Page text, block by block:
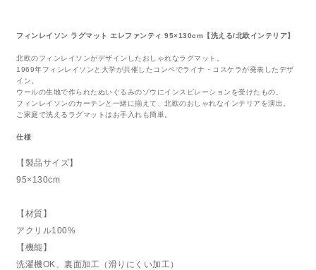
フィンレイソン ラグマット エレファンティ 95×130cm【洗える/北欧インテリア】
北欧のフィンレイソンがデザインしたおしゃれなラグマット。
1969年フィンレイソンと大学が共催したコンペでライナ・コスケラが発表したデザ
イン。
ウールの生地で作られたぬいぐるみのゾウにインスピレーションを受けたもの。
フィンレイソンのカーテンと一緒に揃えて、北欧のおしゃれなインテリアを演出。
ご家庭で洗えるラグマットはお手入れも簡単。
仕様
【製品サイズ】
95×130cm
【材質】
アクリル100%
【機能】
洗濯機OK、裏面加工（滑りにくい加工）